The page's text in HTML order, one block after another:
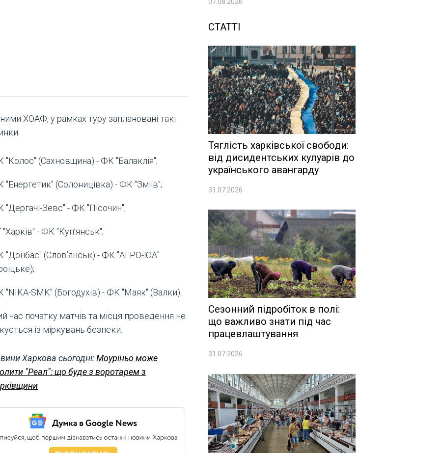
ХОАФ, у рамках туру заплановані такі
"Колос" (Сахновщина) - ФК "Балаклія";
"Енергетик" (Солоницівка) - ФК "Зміїв";
"Дергачі-Зевс" - ФК "Пісочин";
"Харків" - ФК "Куп’янськ";
"Донбас" (Слов’янськ) - ФК "АГРО-ЮА"
"NIKA-SMK" (Богодухів) - ФК "Маяк" (Валки).
час початку матчів та місця проведення не
із міркувань безпеки.
Харкова сьогодні:Моуріньо може
"Реал": що буде з воротарем з
СТАТТІ
Тяглість харківської свободи:
від дисидентських кулуарів до
українського авангарду
31.07.2026
Сезонний підробіток в полі:
що важливо знати під час
працевлаштування
31.07.2026